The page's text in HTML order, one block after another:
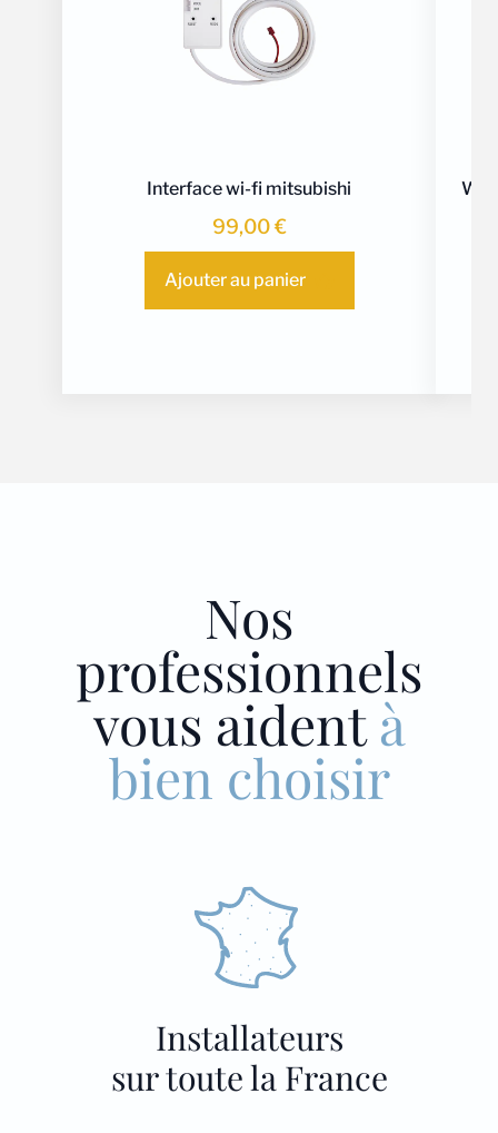
Interface wi-fi mitsubishi
99,00€
Ajouter au panier
Nos
professionnels
vous aidentà
bien choisir
Installateurs
sur toute la France